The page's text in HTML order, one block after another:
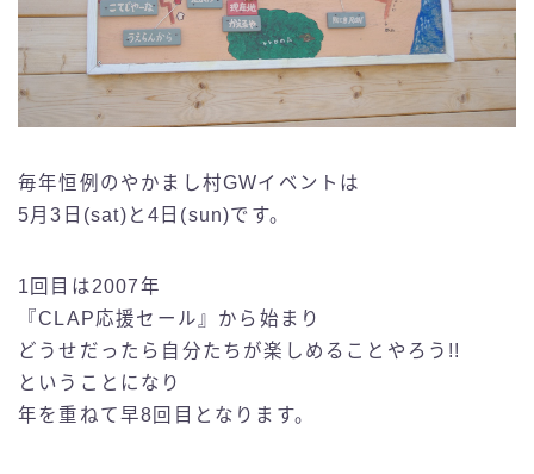
毎年恒例のやかまし村GWイベントは
5月3日(sat)と4日(sun)です。
1回目は2007年
『CLAP応援セール』から始まり
どうせだったら自分たちが楽しめることやろう!!
ということになり
年を重ねて早8回目となります。